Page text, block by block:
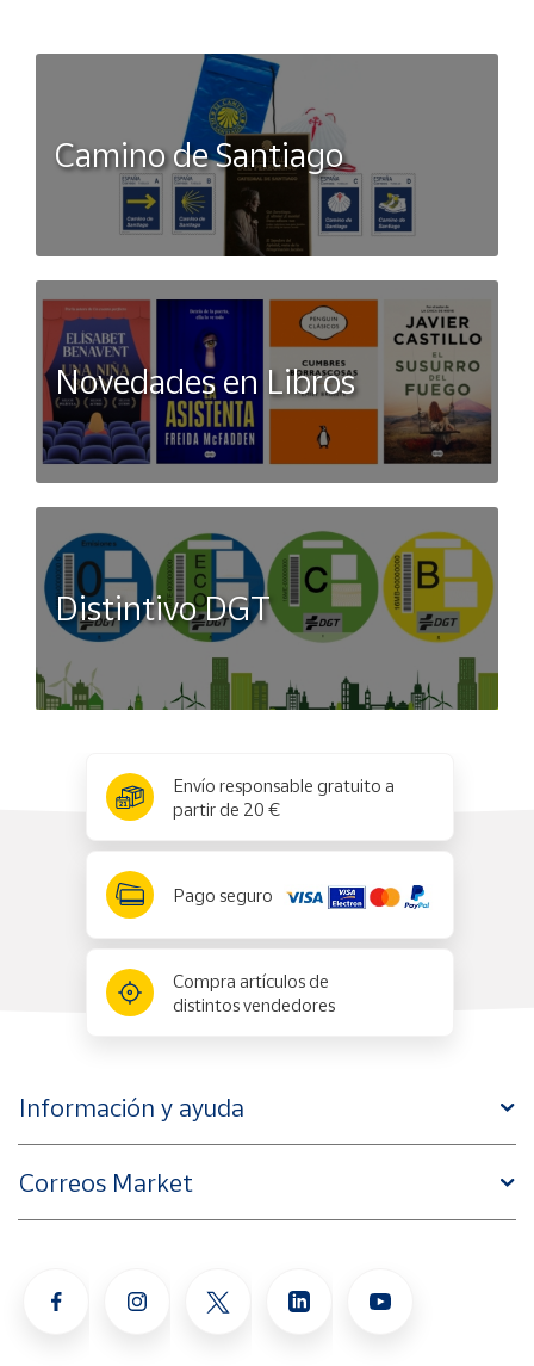
quedes sin probarlas, tu rendimiento lo agradecera.
Camino de Santiago
Novedades en Libros
Distintivo DGT
Envío responsable gratuito a
partir de 20 €
Pago seguro
Compra artículos de
distintos vendedores
Información y ayuda
Correos Market